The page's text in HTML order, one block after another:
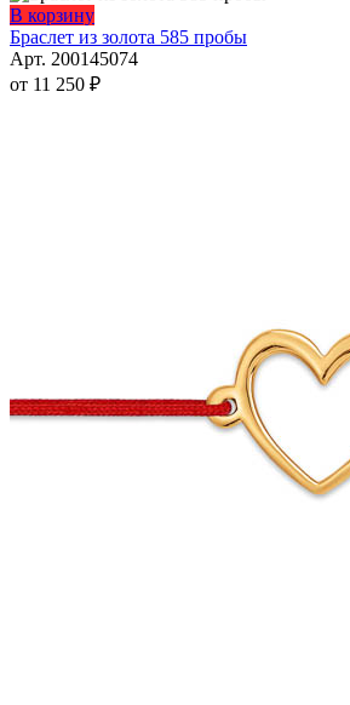
выбрать
на
В корзинуЭтот
товар
имеет
несколько
Браслет из золота 585 пробы
Арт. 200145074
от 11 250 ₽